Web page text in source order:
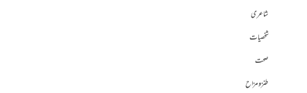
شاعری
شخصیات
صحت
طنز و مزاح